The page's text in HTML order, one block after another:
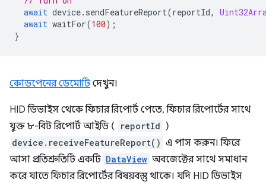
await device. sendFeatureReport(reportId,
await waitFor(100);
}
কোডপেনের ডেমোটিদেখুন।
HID ডিভাইস থেকে ফিচার রিপোর্ট পেতে, ফিচার রিপোর্টের সাথে
যুক্ত ৮-বিট রিপোর্ট আইডি (
reportId )
device.receiveFeatureReport() এ পাস করুন। ফিরে
আসা প্রতিশ্রুতিটি একটি DataView অবজেক্টের সাথে সমাধান
করে যাতে ফিচার রিপোর্টের বিষয়বস্তু থাকে। যদি HID ডিভাইস